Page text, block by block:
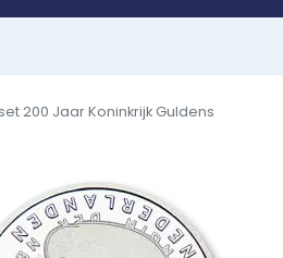
200 Jaar Koninkrijk Guldens